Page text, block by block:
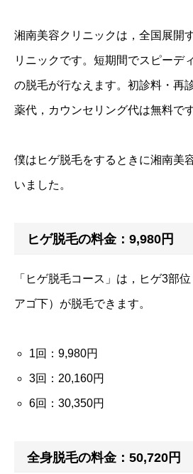
湘南美容クリニックは，全国展開
リニックです。短期間でスピーデ
の脱毛が行なえます。初診料・再
薬代，カウンセリング代は無料です
僕はヒゲ脱毛をするときに湘南美
いました。
ヒゲ脱毛の料金：9,980円
「ヒゲ脱毛コース」は，ヒゲ3部
アゴ下）が脱毛できます。
1回：9,980円
3回：20,160円
6回：30,350円
全身脱毛の料金：50,720円